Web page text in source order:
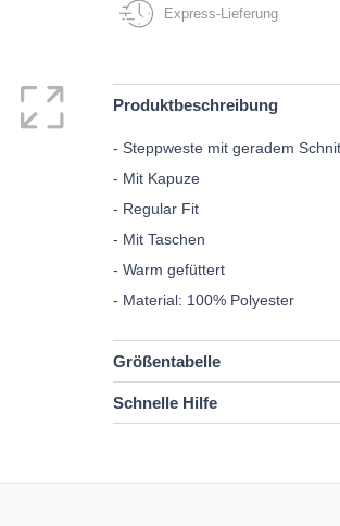
Express-Lieferung
Produktbeschreibung
- Steppweste mit geradem
- Mit Kapuze
- Regular Fit
- Mit Taschen
- Warm gefüttert
- Material: 100% Polyester
Größentabelle
Schnelle Hilfe